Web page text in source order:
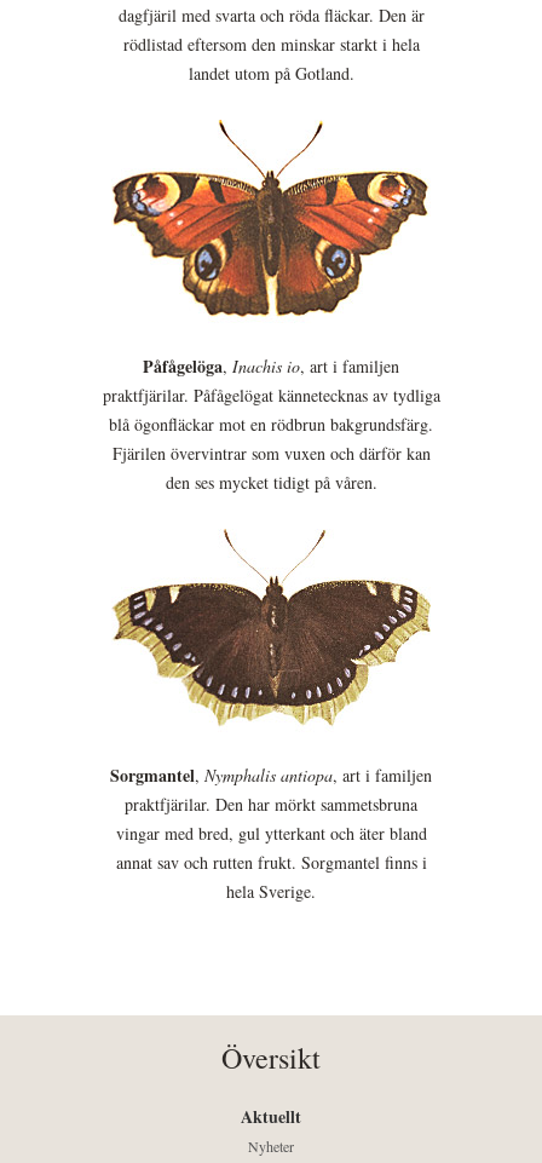
dagfjäril med svarta och röda fläckar. Den är
rödlistad eftersom den minskar starkt i hela
landet utom på Gotland.
Påfågelöga, Inachis io, art i familjen
praktfjärilar. Påfågelögat kännetecknas av tydliga
blå ögonfläckar mot en rödbrun bakgrundsfärg.
Fjärilen övervintrar som vuxen och därför kan
den ses mycket tidigt på våren.
Sorgmantel, Nymphalis antiopa, art i familjen
praktfjärilar. Den har mörkt sammetsbruna
vingar med bred, gul ytterkant och äter bland
annat sav och rutten frukt. Sorgmantel finns i
hela Sverige.
Översikt
Aktuellt
Nyheter